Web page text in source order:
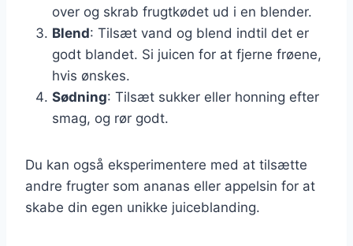
over og skrab frugtkødet ud i en blender.
Blend: Tilsæt vand og blend indtil det er
godt blandet. Si juicen for at fjerne frøene,
hvis ønskes.
Sødning: Tilsæt sukker eller honning efter
smag, og rør godt.
Du kan også eksperimentere med at tilsætte
andre frugter som ananas eller appelsin for at
skabe din egen unikke juiceblanding.